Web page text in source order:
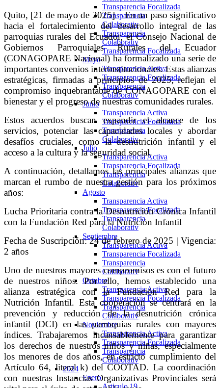
Transparencia Focalizada
Transparencia
Colaborativ
Transparencia
Colaborativ
Transparencia Focalizada
Mayo
Transparencia Activa
Transparencia Focalizada
Transparencia
Colaborativ
Junio
Transparencia Activa
Transparencia Focalizada
Transparencia
Colaborativ
Julio
Transparencia Activa
Transparencia Focalizada
Transparencia
Colaborativ
Agosto
Transparencia Activa
Transparencia Focalizada
Transparencia
Colaborativ
Septiembre
Transparencia Activa
Transparencia Focalizada
Transparencia
Colaborativ
Octubre
Transparencia Activa
Transparencia Focalizada
Transparencia
Colaborativ
Noviembre
Transparencia Activa
Transparencia Focalizada
Transparencia
Colaborativ
2024
Enero
Articulo 19
Quito, [21 de mayo de 2025] – En un paso significativo
hacia el fortalecimiento del desarrollo integral de las
parroquias rurales del Ecuador, el Consejo Nacional de
Gobiernos Parroquiales Rurales del Ecuador
(CONAGOPARE Nacional) ha formalizado una serie de
importantes convenios interinstitucionales. Estas alianzas
estratégicas, firmadas a principios de 2025, reflejan el
compromiso inquebrantable de CONAGOPARE con el
bienestar y el progreso de nuestras comunidades rurales.
Estos acuerdos buscan expandir el alcance de los
servicios, potenciar las capacidades locales y abordar
desafíos cruciales, como la desnutrición infantil y el
acceso a la cultura y la seguridad social.
A continuación, detallamos las principales alianzas que
marcan el rumbo de nuestra gestión para los próximos
años:
Lucha Prioritaria contra la Desnutrición Crónica Infantil
con la Fundación Red para la Nutrición Infantil
Fecha de Suscripción: 24 de febrero de 2025 | Vigencia:
2 años
Uno de nuestros mayores compromisos es con el futuro
de nuestros niños. Por ello, hemos establecido una
alianza estratégica con la Fundación Red para la
Nutrición Infantil. Esta cooperación se centrará en la
prevención y reducción de la desnutrición crónica
infantil (DCI) en las parroquias rurales con mayores
índices. Trabajaremos incansablemente para garantizar
los derechos de nuestros niños y niñas, especialmente
los menores de dos años, en estricto cumplimiento del
Artículo 64, literal k) del COOTAD. La coordinación
con nuestras Instancias Organizativas Provinciales será